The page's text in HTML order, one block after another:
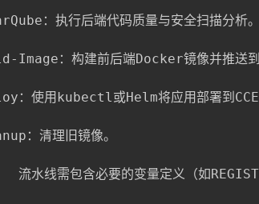
：执行后端代码质量与安全扫描分析。
：构建前后端Docker镜像并推送到华
使用kubectl或Helm将应用部署到CCE
：清理旧镜像。
流水线需包含必要的变量定义（如